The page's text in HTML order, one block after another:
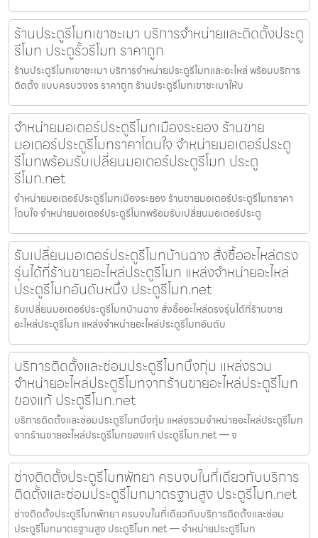
ร้านประตูรีโมทเขาชะเมา บริการจำหน่ายและติดตั้งประตู
รีโมท ประตูรั้วรีโมท ราคาถูก
ร้านประตูรีโมทเขาชะเมา บริการจำหน่ายประตูรีโมทและอะไหล่ พร้อมบริการ
ติดตั้ง แบบครบวงจร ราคาถูก ร้านประตูรีโมทเขาชะเมาให้บ
จำหน่ายมอเตอร์ประตูรีโมทเมืองระยอง ร้านขาย
มอเตอร์ประตูรีโมทราคาโดนใจ จำหน่ายมอเตอร์ประตู
รีโมทพร้อมรับเปลี่ยนมอเตอร์ประตูรีโมท ประตู
รีโมท.net
จำหน่ายมอเตอร์ประตูรีโมทเมืองระยอง ร้านขายมอเตอร์ประตูรีโมทราคา
โดนใจ จำหน่ายมอเตอร์ประตูรีโมทพร้อมรับเปลี่ยนมอเตอร์ประตู
รับเปลี่ยนมอเตอร์ประตูรีโมทบ้านฉาง สั่งซื้ออะไหล่ตรง
รุ่นได้ที่ร้านขายอะไหล่ประตูรีโมท แหล่งจำหน่ายอะไหล่
ประตูรีโมทอันดับหนึ่ง ประตูรีโมท.net
รับเปลี่ยนมอเตอร์ประตูรีโมทบ้านฉาง สั่งซื้ออะไหล่ตรงรุ่นได้ที่ร้านขาย
อะไหล่ประตูรีโมท แหล่งจำหน่ายอะไหล่ประตูรีโมทอันดับ
บริการติดตั้งและซ่อมประตูรีโมทบึงกุ่ม แหล่งรวม
จำหน่ายอะไหล่ประตูรีโมทจากร้านขายอะไหล่ประตูรีโมท
ของแท้ ประตูรีโมท.net
บริการติดตั้งและซ่อมประตูรีโมทบึงกุ่ม แหล่งรวมจำหน่ายอะไหล่ประตูรีโมท
จากร้านขายอะไหล่ประตูรีโมทของแท้ ประตูรีโมท.net — จ
ช่างติดตั้งประตูรีโมทพัทยา ครบจบในที่เดียวกับบริการ
ติดตั้งและซ่อมประตูรีโมทมาตรฐานสูง ประตูรีโมท.net
ช่างติดตั้งประตูรีโมทพัทยา ครบจบในที่เดียวกับบริการติดตั้งและซ่อม
ประตูรีโมทมาตรฐานสูง ประตูรีโมท.net — จำหน่ายประตูรีโมท